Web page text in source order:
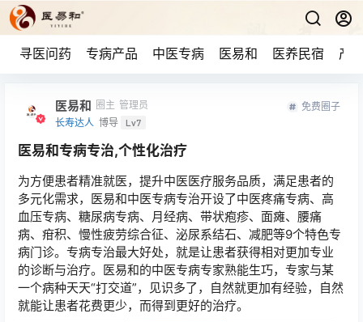
寻医问药 专病产品 中医专病 医易和 医养民宿 产
医易和 圈主 管理员
长寿达人 博导 Lv7
免费圈子
医易和专病专治,个性化治疗
为方便患者精准就医，提升中医医疗服务品质，满足患者的
多元化需求，医易和中医专病专治开设了中医疼痛专病、高
血压专病、糖尿病专病、月经病、带状疱疹、面瘫、腰痛
病、疳积、慢性疲劳综合征、泌尿系结石、减肥等9个特色专
病门诊。专病专治最大好处，就是让患者获得相对更加专业
的诊断与治疗。医易和的中医专病专家熟能生巧，专家与某
一个病种天天“打交道”，见识多了，自然就更加有经验，自然
就能让患者花费更少，而得到更好的治疗。